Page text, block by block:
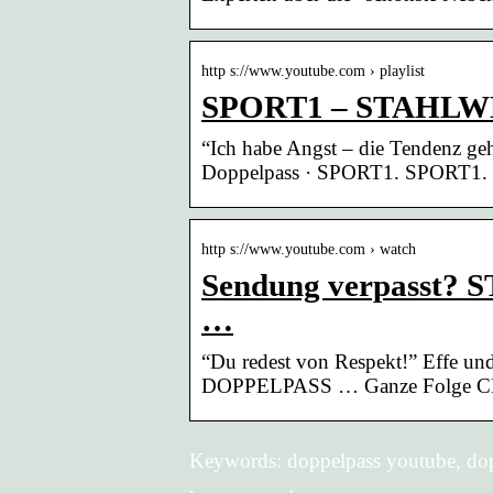
http s://www.youtube.com › playlist
SPORT1 –
“Ich habe Angst – die Tendenz
Doppelpass · SPORT1.
http s://www.youtube.com › watch
Sendung verpasst?
…
“Du redest von Respekt!” Effe
DOPPELPASS … Ganze Folge
Keywords: doppelpass youtube,